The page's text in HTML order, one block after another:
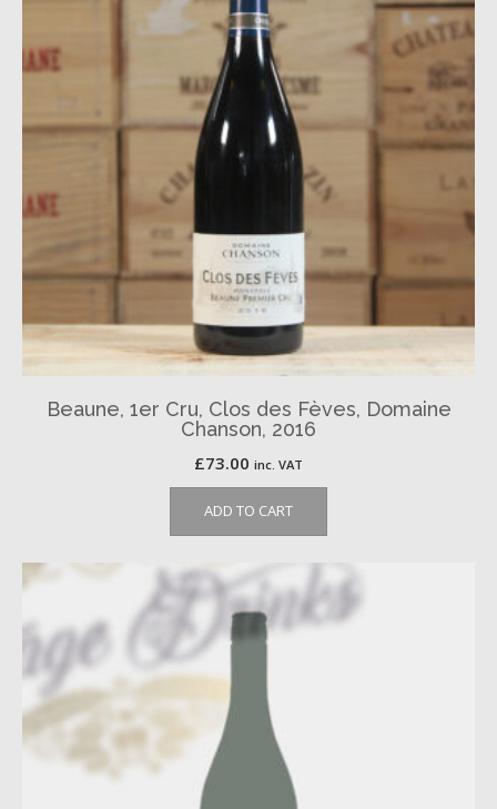
Beaune, 1er Cru, Clos des Fèves, Domaine
Chanson, 2016
£73.00 inc. VAT
ADD TO CART